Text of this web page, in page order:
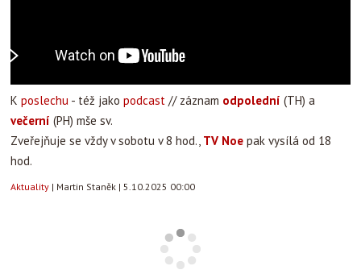
K poslechu - též jako podcast // záznam odpolední (TH) a
večerní (PH) mše sv.
Zveřejňuje se vždy v sobotu v 8 hod., TV Noe pak vysílá od 18
hod.
Aktuality | Martin Staněk | 5.10.2025 00:00